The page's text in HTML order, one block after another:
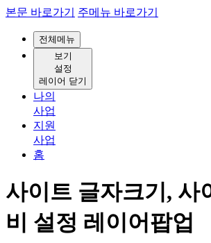
본문 바로가기 주메뉴 바로가기
전체메뉴
보기
설정
레이어 닫기
나의
사업
지원
사업
홈
사이트 글자크기, 사
비 설정 레이어팝업